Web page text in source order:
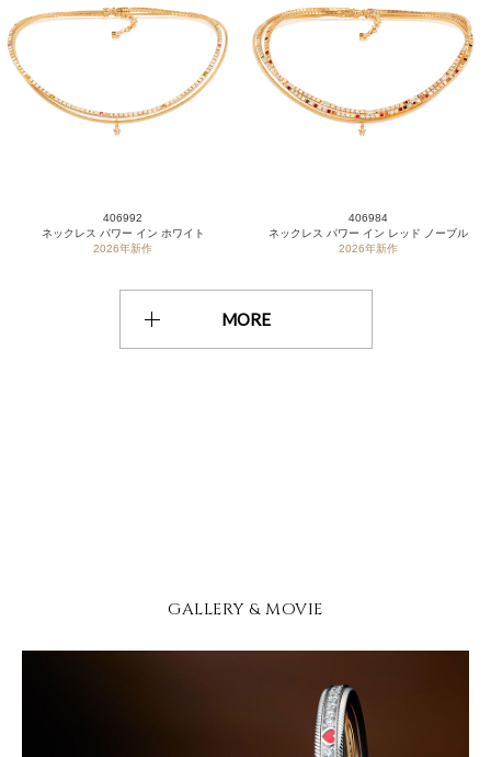
406992
ネックレス パワー イン ホワイト
2026年新作
406984
ネックレス パワー イン レッド ノーブル
2026年新作
MORE
GALLERY & MOVIE